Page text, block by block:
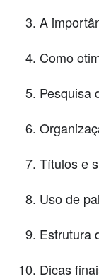
A
Como
Pesquisa
Títulos e
Uso de
Estrutura
Dicas